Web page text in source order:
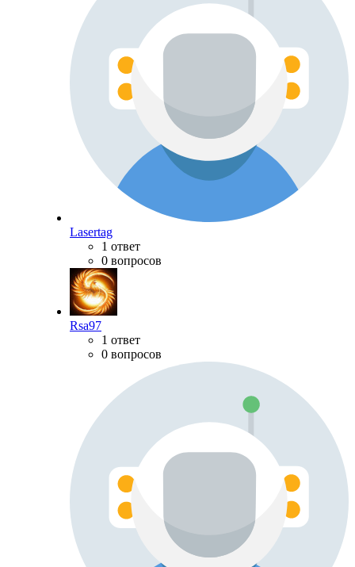
Lasertag
1 ответ
0 вопросов
Rsa97
1 ответ
0 вопросов